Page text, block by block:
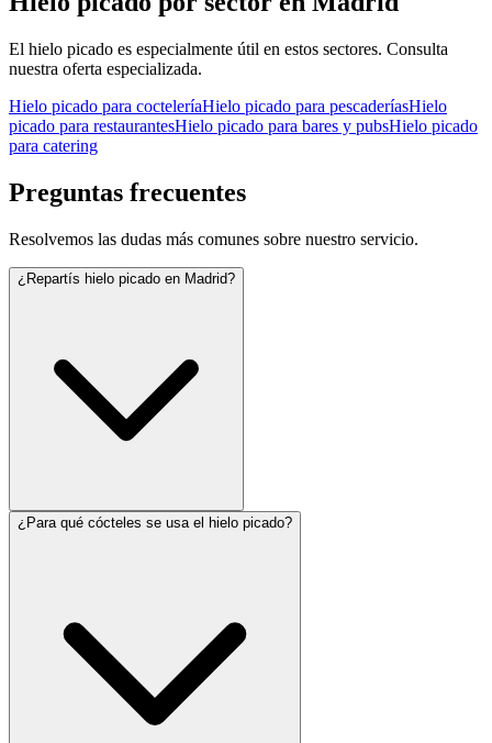
El hielo picado es especialmente útil en estos sectores. Consulta
nuestra oferta especializada.
Hielo picado para cocteleríaHielo picado para pescaderíasHielo
picado para restaurantesHielo picado para bares y pubsHielo picado
para catering
Preguntas frecuentes
Resolvemos las dudas más comunes sobre nuestro servicio.
¿Repartís hielo picado en Madrid?
¿Para qué cócteles se usa el hielo picado?